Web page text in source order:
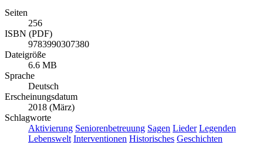
Seiten
256
ISBN (PDF)
9783990307380
Dateigröße
6.6 MB
Sprache
Deutsch
Erscheinungsdatum
2018 (März)
Schlagworte
Aktivierung Seniorenbetreuung Sagen Lieder Legenden
Lebenswelt Interventionen Historisches Geschichten